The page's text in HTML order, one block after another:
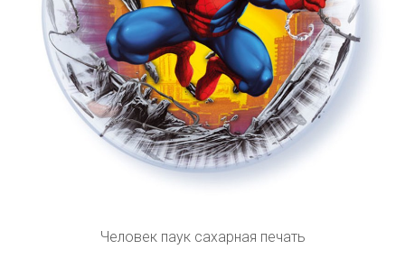
Человек паук сахарная печать